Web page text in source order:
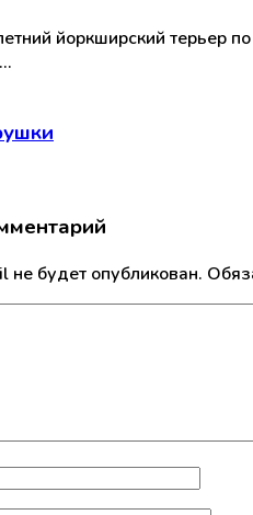
йоркширский терьер
не будет опубликован.